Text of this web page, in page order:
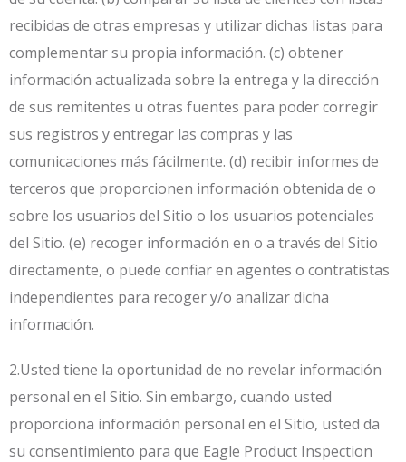
recibidas de otras empresas y utilizar dichas listas para
complementar su propia información. (c) obtener
información actualizada sobre la entrega y la dirección
de sus remitentes u otras fuentes para poder corregir
sus registros y entregar las compras y las
comunicaciones más fácilmente. (d) recibir informes de
terceros que proporcionen información obtenida de o
sobre los usuarios del Sitio o los usuarios potenciales
del Sitio. (e) recoger información en o a través del Sitio
directamente, o puede confiar en agentes o contratistas
independientes para recoger y/o analizar dicha
información.
2.Usted tiene la oportunidad de no revelar información
personal en el Sitio. Sin embargo, cuando usted
proporciona información personal en el Sitio, usted da
su consentimiento para que Eagle Product Inspection